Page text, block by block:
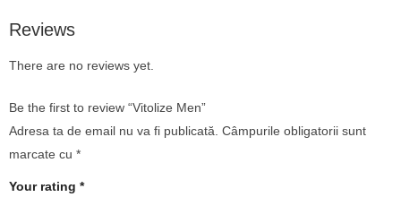
Reviews
There are no reviews yet.
Be the first to review “Vitolize Men”
Adresa ta de email nu va fi publicată. Câmpurile obligatorii sunt
marcate cu *
Your rating *